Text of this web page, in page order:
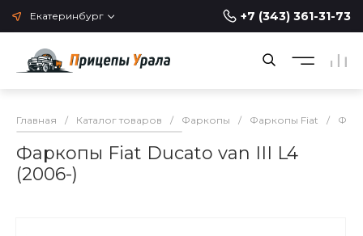
Екатеринбург +7 (343) 361-31-73
Главная / Каталог товаров / Фаркопы / Фаркопы Fiat /
Фаркопы Fiat Ducato van III L4
(2006-)